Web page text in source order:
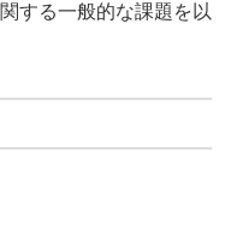
する一般的な課題を以